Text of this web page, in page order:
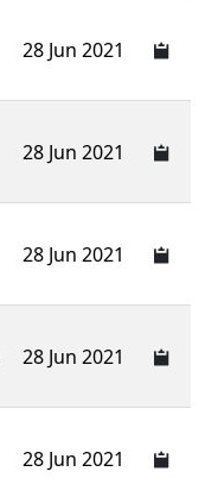
28 Jun 2021
28 Jun 2021
28 Jun 2021
28 Jun 2021
28 Jun 2021